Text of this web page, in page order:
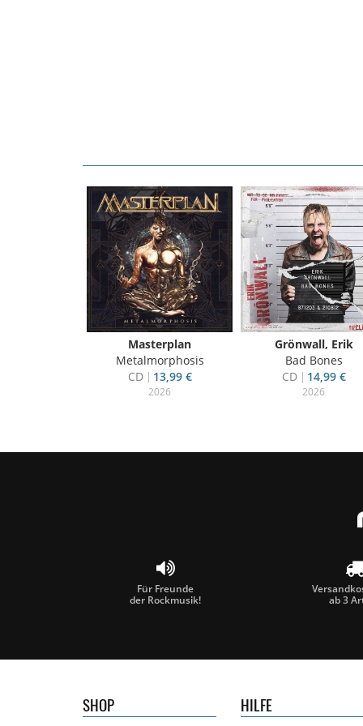
Masterplan
Metalmorphosis
CD
13,99 €
2026
Grönwall, Erik
Bad Bones
CD
14,99 €
2026
Für Freunde
der Rockmusik!
ab 3
SHOP HILFE